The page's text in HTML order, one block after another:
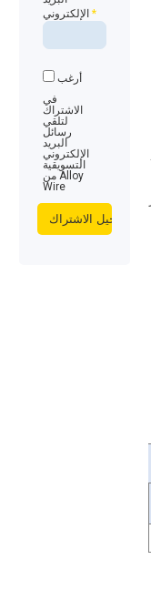
الإلكتروني*
أرغب
في
الاشتراك
لتلقي
رسائل
البريد
الإلكتروني
التسويقية
من Alloy
Wire